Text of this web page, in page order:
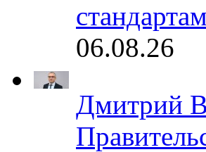
стандартам
06.08.26
Дмитрий